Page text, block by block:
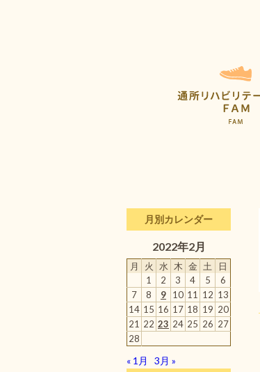
月別カレンダー
2022年2月
月 火 水 木 金 土
日
1
2 3 4 5
6
7
8 9 10 11 12 13
14 15 16 17 18 19 20
21 22 23 24 25 26 27
28
« 1月
3月 »